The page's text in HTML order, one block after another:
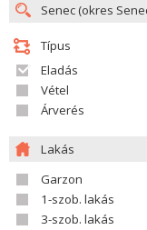
Típus
Eladás
Vétel
Árverés
Lakás
Garzon
1-szob. lakás
3-szob. lakás